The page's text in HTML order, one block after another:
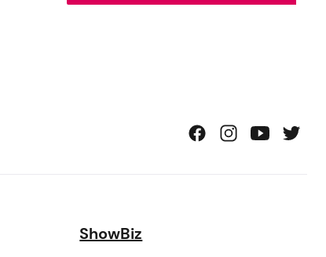
ShowBiz